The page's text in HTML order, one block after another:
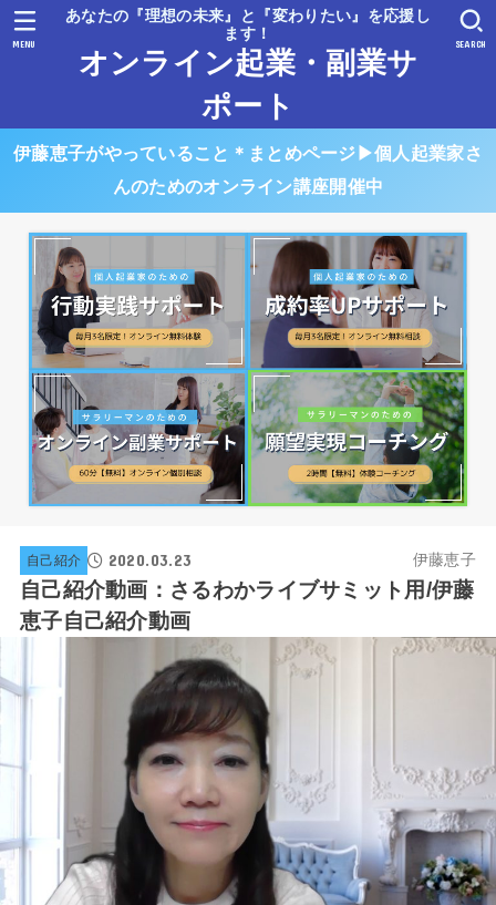
あなたの『理想の未来』と『変わりたい』を応援し
ます！
オンライン起業・副業サ
ポート
SEARCH
MENU
伊藤恵子がやっていること＊まとめページ▶︎個人起業家さ
んのためのオンライン講座開催中
自己紹介 2020.03.23 伊藤恵子
自己紹介動画：さるわかライブサミット用/伊藤
恵子自己紹介動画